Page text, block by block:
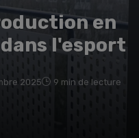
en
l'esport
2025 9 min de lecture